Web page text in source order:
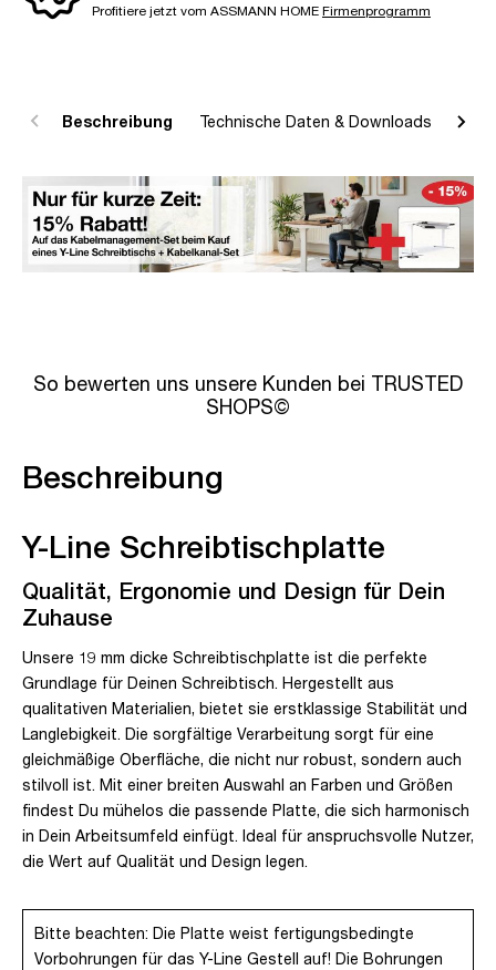
Profitiere jetzt vom ASSMANN HOME Firmenprogramm
Beschreibung Technische Daten & Downloads
So bewerten uns unsere Kunden bei TRUSTED
SHOPS©
Beschreibung
Y-Line Schreibtischplatte
Qualität, Ergonomie und Design für Dein
Zuhause
Unsere 19 mm dicke Schreibtischplatte ist die perfekte
Grundlage für Deinen Schreibtisch. Hergestellt aus
qualitativen Materialien, bietet sie erstklassige Stabilität und
Langlebigkeit. Die sorgfältige Verarbeitung sorgt für eine
gleichmäßige Oberfläche, die nicht nur robust, sondern auch
stilvoll ist. Mit einer breiten Auswahl an Farben und Größen
findest Du mühelos die passende Platte, die sich harmonisch
in Dein Arbeitsumfeld einfügt. Ideal für anspruchsvolle Nutzer,
die Wert auf Qualität und Design legen.
Bitte beachten: Die Platte weist fertigungsbedingte
Vorbohrungen für das Y-Line Gestell auf! Die Bohrungen